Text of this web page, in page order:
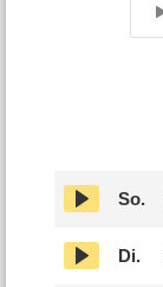
So.
Di.